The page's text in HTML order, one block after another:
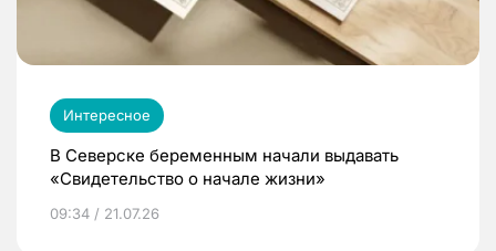
Интересное
В Северске беременным начали выдавать
«Свидетельство о начале жизни»
09:34 / 21.07.26